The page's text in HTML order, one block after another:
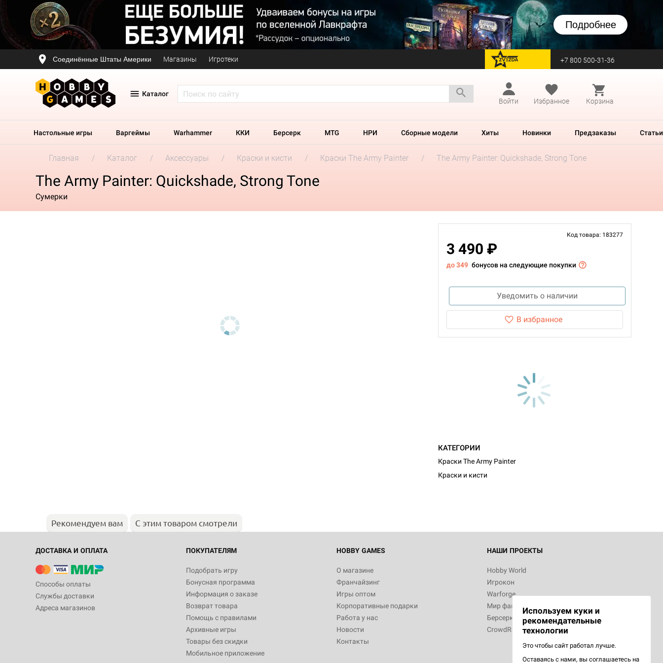
Подробнее
Соединённые Штаты Америки Магазины Игротеки перейти на Zvezda +7 800 500-31-36
Каталог
Войти
Избранное Корзина
Настольные игры Варгеймы Warhammer ККИ Берсерк MTG НРИ Сборные модели Хиты Новинки Предзаказы Статьи
Главная Каталог Аксессуары Краски и кисти Краски The Army Painter The Army Painter: Quickshade, Strong Tone
The Army Painter: Quickshade, Strong Tone
Сумерки
Код товара: 183277
3 490 ₽
до 349 бонусов на следующие покупки
Уведомить о наличии
В избранное
КАТЕГОРИИ
Краски The Army Painter
Краски и кисти
Рекомендуем вам С этим товаром смотрели
ДОСТАВКА И ОПЛАТА
Способы оплаты
Службы доставки
Адреса магазинов
ПОКУПАТЕЛЯМ
Подобрать игру
Бонусная программа
Информация о заказе
Возврат товара
Помощь с правилами
Архивные игры
Товары без скидки
Мобильное приложение
HOBBY GAMES
О магазине
Франчайзинг
Игры оптом
Корпоративные подарки
Работа у нас
Новости
Контакты
НАШИ ПРОЕКТЫ
Hobby World
Игрокон
Warforge
Мир фантастики
Берсерк
CrowdRepublic
Используем куки и
рекомендательные
технологии
Это чтобы сайт работал лучше.
Оставаясь с нами, вы соглашаетесь на